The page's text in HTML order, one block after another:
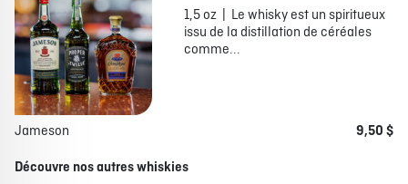
1,5 oz | Le whisky est un spiritueux
issu de la distillation de céréales
comme...
Jameson
9,50 $
Découvre nos autres whiskies